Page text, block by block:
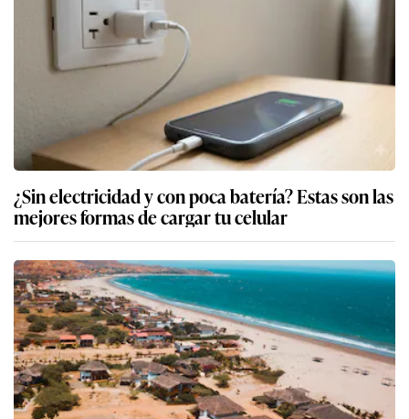
¿Sin electricidad y con poca batería? Estas son las
mejores formas de cargar tu celular